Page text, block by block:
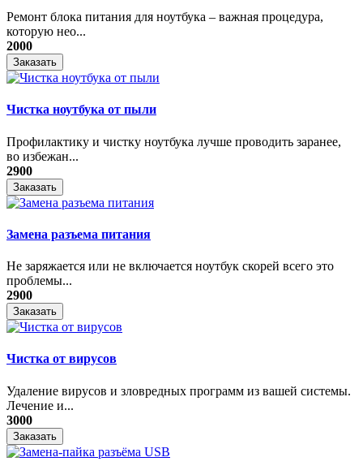
​Ремонт блока питания для ноутбука – важная процедура,
которую нео...
2000
Заказать
Чистка ноутбука от пыли
Профилактику и чистку ноутбука лучше проводить заранее,
во избежан...
2900
Заказать
Замена разъема питания
Не заряжается или не включается ноутбук скорей всего это
проблемы...
2900
Заказать
Чистка от вирусов
Удаление вирусов и зловредных программ из вашей системы.
Лечение и...
3000
Заказать